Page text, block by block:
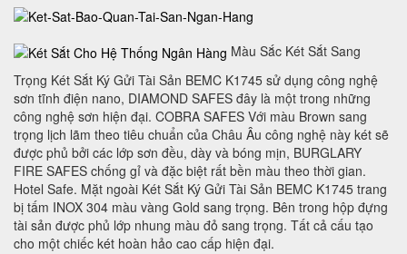
Màu Sắc Két Sắt Sang
Trọng Két Sắt Ký Gửi Tài Sản BEMC K1745 sử dụng công nghệ
sơn tĩnh điện nano, DIAMOND SAFES đây là một trong những
công nghệ sơn hiện đại. COBRA SAFES Với màu Brown sang
trọng lịch lãm theo tiêu chuẩn của Châu Âu công nghệ này két sẽ
được phủ bởi các lớp sơn đều, dày và bóng mịn, BURGLARY
FIRE SAFES chống gỉ và đặc biệt rất bền màu theo thời gian.
Hotel Safe. Mặt ngoài Két Sắt Ký Gửi Tài Sản BEMC K1745 trang
bị tấm INOX 304 màu vàng Gold sang trọng. Bên trong hộp đựng
tài sản được phủ lớp nhung màu đỏ sang trọng. Tất cả cấu tạo
cho một chiếc két hoàn hảo cao cấp hiện đại.